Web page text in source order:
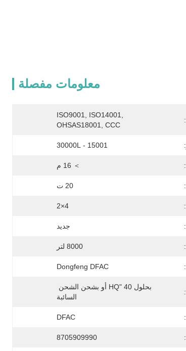
معلومات مفصلة
ISO9001, ISO14001,
OHSAS18001, CCC
15001 - 30000L
＞ 16 م
20 ت
4×2
جديد
8000 لتر
Dongfeng DFAC
السائبة
DFAC
8705909990